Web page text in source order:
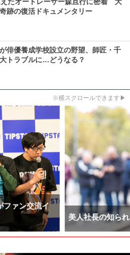
跡の復活ドキュメンタリー
俳優養成学校設立の野望、師匠・千
トラブルに…どうなる？
※横スクロールできます▶
ファン交流イ
美人社長の知ら